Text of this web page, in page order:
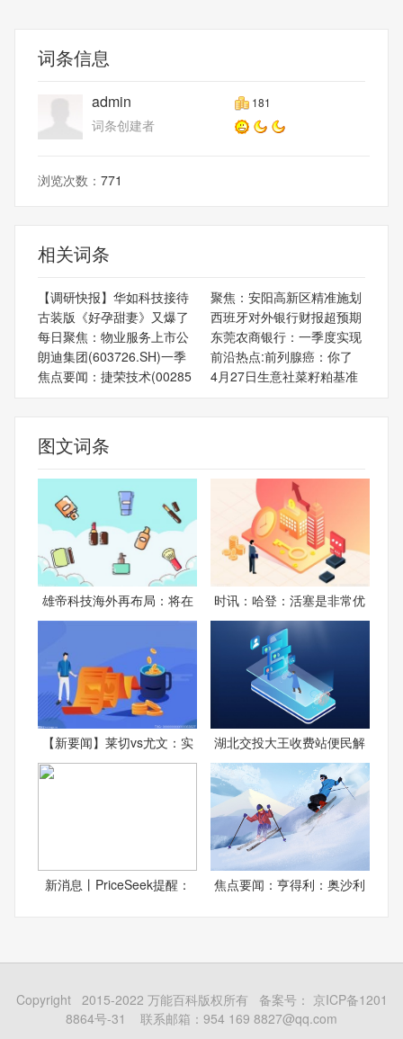
词条信息
admin 181
词条创建者
浏览次数： 771
相关词条
【调研快报】华如科技接待
聚焦：安阳高新区精准施划
古装版《好孕甜妻》又爆了
西班牙对外银行财报超预期
每日聚焦：物业服务上市公
东莞农商银行：一季度实现
朗迪集团(603726.SH)一季
前沿热点:前列腺癌：你了
焦点要闻：捷荣技术(00285
4月27日生意社菜籽粕基准
图文词条
雄帝科技海外再布局：将在 时讯：哈登：活塞是非常优
【新要闻】莱切vs尤文：实 湖北交投大王收费站便民解
新消息丨PriceSeek提醒： 焦点要闻：亨得利：奥沙利
Copyright 2015-2022 万能百科版权所有 备案号： 京ICP备1201
8864号-31
联系邮箱：954 169 8827@qq.com